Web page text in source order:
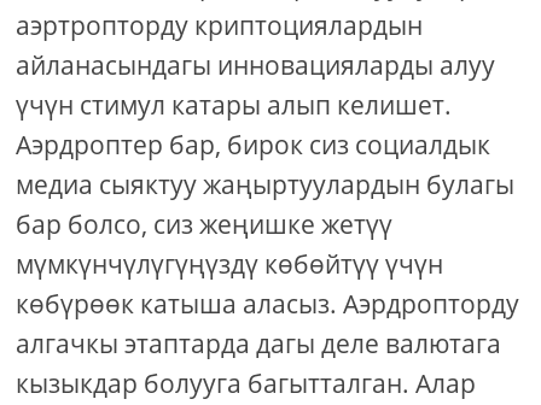
аэртропторду криптоциялардын
айланасындагы инновацияларды алуу
үчүн стимул катары алып келишет.
Аэрдроптер бар, бирок сиз социалдык
медиа сыяктуу жаңыртуулардын булагы
бар болсо, сиз жеңишке жетүү
мүмкүнчүлүгүңүздү көбөйтүү үчүн
көбүрөөк катыша аласыз. Аэрдропторду
алгачкы этаптарда дагы деле валютага
кызыкдар болууга багытталган. Алар